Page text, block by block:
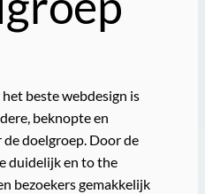
beste webdesign is
beknopte en
doelgroep. Door de
duidelijk en to the
bezoekers gemakkelijk